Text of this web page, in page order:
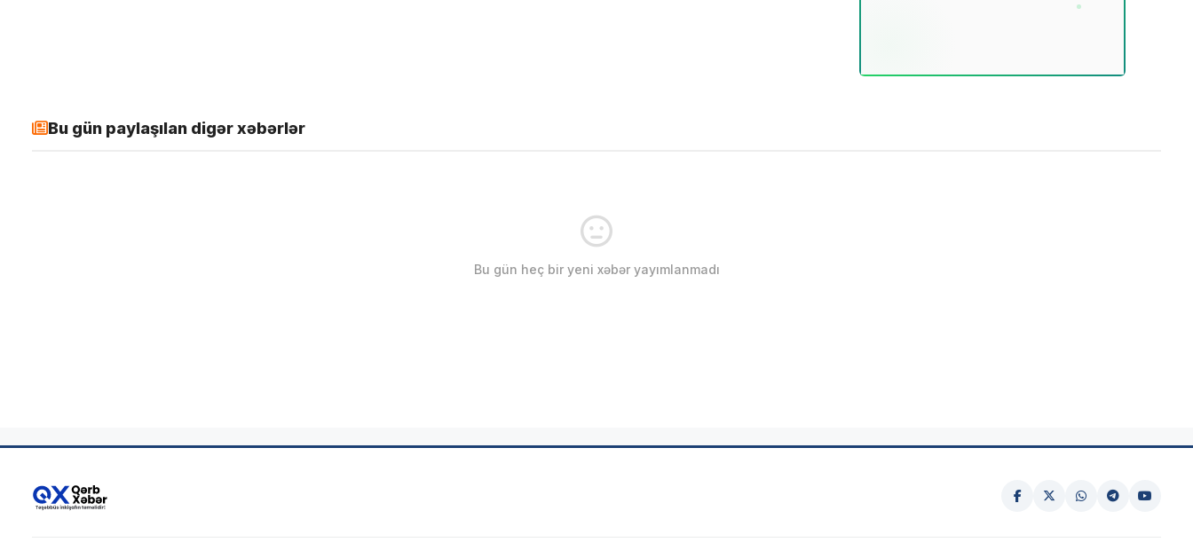
Bu gün paylaşılan digər xəbərlər
Bu gün heç bir yeni xəbər yayımlanmadı